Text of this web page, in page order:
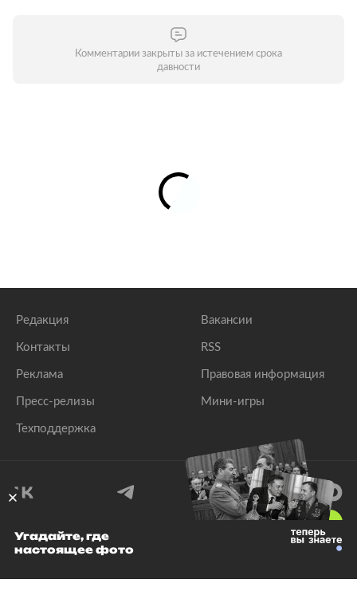
Комментарии закрыты за истечением срока
давности
Редакция
Контакты
Реклама
Пресс-релизы
Техподдержка
Вакансии
RSS
Правовая информация
Мини-игры
© 1999–2026 Все права защищены.
Угадайте, где
настоящее фото